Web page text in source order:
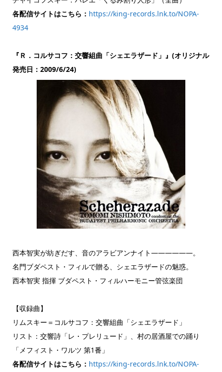
各配信サイトはこちら： https://king-records.lnk.to/NOPA-
4934
『Ｒ．コルサコフ：交響組曲「シェエラザード」』(オリジナル
発売日：2009/6/24)
西本智実が紡ぎだす、音のアラビアンナイト――――――。
名門ブダペスト・フィルで贈る、シェエラザードの魅惑。
西本智実 指揮 ブダペスト・フィルハーモニー管弦楽団
【収録曲】
リムスキー＝コルサコフ：交響組曲「シェエラザード」
リスト：交響詩「レ・プレリュード」、村の居酒屋での踊り
「メフィスト・ワルツ 第1番」
各配信サイトはこちら： https://king-records.lnk.to/NOPA-